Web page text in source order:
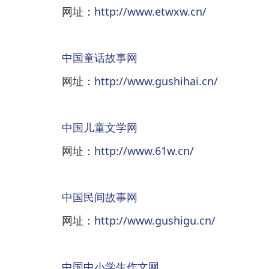
网址： http://www.etwxw.cn/
中国童话故事网
网址： http://www.gushihai.cn/
中国儿童文学网
网址： http://www.61w.cn/
中国民间故事网
网址： http://www.gushigu.cn/